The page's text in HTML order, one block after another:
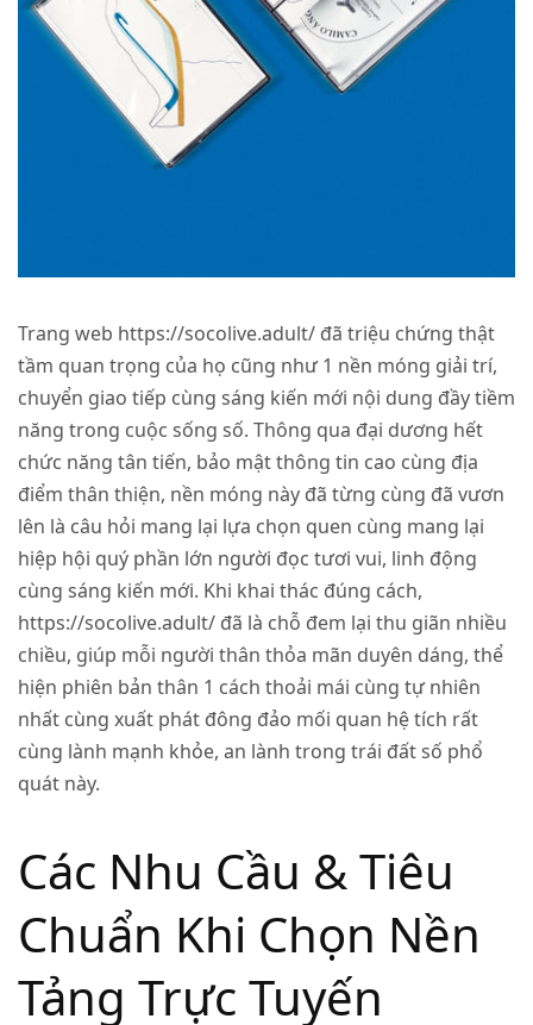
Trang web https://socolive.adult/ đã triệu chứng thật
tầm quan trọng của họ cũng như 1 nền móng giải trí,
chuyển giao tiếp cùng sáng kiến mới nội dung đầy tiềm
năng trong cuộc sống số. Thông qua đại dương hết
chức năng tân tiến, bảo mật thông tin cao cùng địa
điểm thân thiện, nền móng này đã từng cùng đã vươn
lên là câu hỏi mang lại lựa chọn quen cùng mang lại
hiệp hội quý phần lớn người đọc tươi vui, linh động
cùng sáng kiến mới. Khi khai thác đúng cách,
https://socolive.adult/ đã là chỗ đem lại thu giãn nhiều
chiều, giúp mỗi người thân thỏa mãn duyên dáng, thể
hiện phiên bản thân 1 cách thoải mái cùng tự nhiên
nhất cùng xuất phát đông đảo mối quan hệ tích rất
cùng lành mạnh khỏe, an lành trong trái đất số phổ
quát này.
Các Nhu Cầu & Tiêu
Chuẩn Khi Chọn Nền
Tảng Trực Tuyến